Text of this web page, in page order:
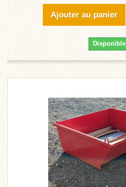
Ajouter au panier
Disponible